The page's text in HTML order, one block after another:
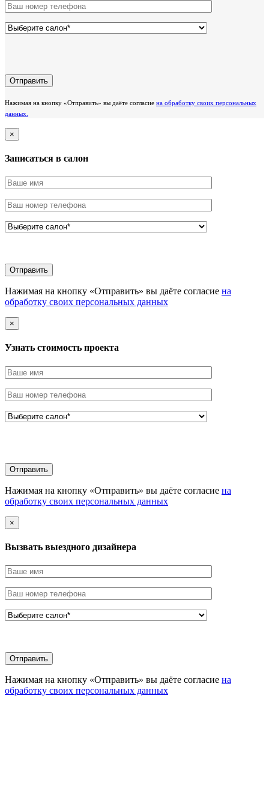
Нажимая на кнопку «Отправить» вы даёте согласие на обработку своих персональных
данных.
×
Записаться в салон
Нажимая на кнопку «Отправить» вы даёте согласие на
обработку своих персональных данных
×
Узнать стоимоcть проекта
Нажимая на кнопку «Отправить» вы даёте согласие на
обработку своих персональных данных
×
Вызвать выездного дизайнера
Нажимая на кнопку «Отправить» вы даёте согласие на
обработку своих персональных данных